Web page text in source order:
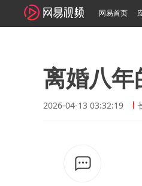
网易首页
离婚八年
2026-04-13 03:32:19